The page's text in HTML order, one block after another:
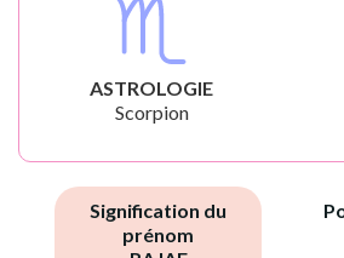
ASTROLOGIE
Scorpion
Signification du
prénom